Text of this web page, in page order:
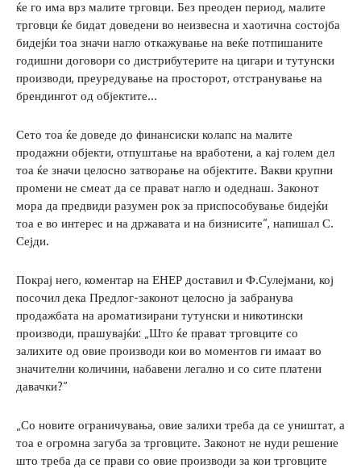
ќе го има врз малите трговци. Без преоден период, малите
трговци ќе бидат доведени во неизвесна и хаотична состојба
бидејќи тоа значи нагло откажување на веќе потпишаните
годишни договори со дистрибутерите на цигари и тутунски
производи, преуредување на просторот, отстранување на
брендингот од објектите…
Сето тоа ќе доведе до финансиски колапс на малите
продажни објекти, отпуштање на вработени, а кај голем дел
тоа ќе значи целосно затворање на објектите. Вакви крупни
промени не смеат да се прават нагло и одеднаш. Законот
мора да предвиди разумен рок за приспособување бидејќи
тоа е во интерес и на државата и на бизнисите“, напишал С.
Сејди.
Покрај него, коментар на ЕНЕР доставил и Ф.Сулејмани, кој
посочил дека Предлог-законот целосно ја забранува
продажбата на ароматизирани тутунски и никотински
производи, прашувајќи: „Што ќе прават трговците со
залихите од овие производи кои во моментов ги имаат во
значителни количини, набавени легално и со сите платени
давачки?“
„Со новите ограничувања, овие залихи треба да се уништат, а
тоа е огромна загуба за трговците. Законот не нуди решение
што треба да се прави со овие производи за кои трговците